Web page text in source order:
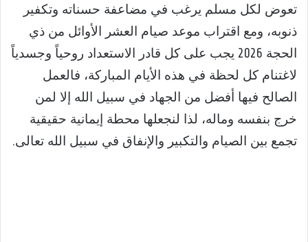
تعوض لكل مسلم يرغب في مضاعفة حسناته وتكفير
ذنوبه، ومع اقتراب موعد صيام العشر الأوائل من ذي
الحجة 2026 يجب على كل قادر الاستعداد روحياً وجسدياً
لاغتنام كل لحظة في هذه الأيام المباركة، فالعمل
الصالح فيها أفضل من الجهاد في سبيل الله إلا لمن
خرج بنفسه وماله، لذا لنجعلها محطة إيمانية حقيقية
تجمع بين الصيام والتكبير والإنفاق في سبيل الله تعالى.